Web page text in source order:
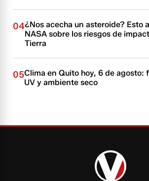
04¿Nos acecha un asteroide? Esto
NASA sobre los riesgos de
Tierra
05Clima en Quito hoy, 6 de agosto:
UV y ambiente seco